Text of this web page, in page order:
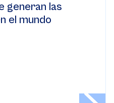
generan las
el mundo